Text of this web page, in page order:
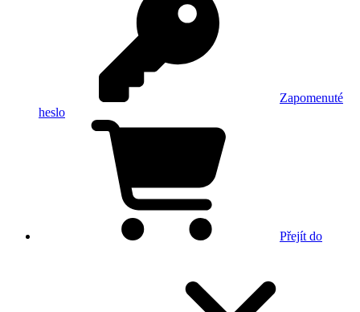
Zapomenuté
heslo
Přejít do